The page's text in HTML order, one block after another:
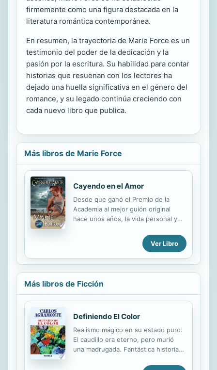
firmemente como una figura destacada en la
literatura romántica contemporánea.
En resumen, la trayectoria de Marie Force es un
testimonio del poder de la dedicación y la
pasión por la escritura. Su habilidad para contar
historias que resuenan con los lectores ha
dejado una huella significativa en el género del
romance, y su legado continúa creciendo con
cada nuevo libro que publica.
Más libros de Marie Force
Cayendo en el Amor
Desde que ganó el Premio de la
Academia al mejor guión original
hace unos años, la vida personal y
desmoronado. Abby, la mujer con la
que se suponía que iba a casarse,
está comprometida con otra persona
y él ha vuelto a casa, a Gansett
familiar del puerto deportivo
mientras que su padre se recupera
recientemente. Aunque lo único que
Grant quiere es recuperar al amor de
su vida, la inoportuna Stephanie,
encargada del restaurante del puerto
deportivo, sabe cómo abrirse
Ver Libro
Más libros de Ficción
Definiendo El Color
Realismo mágico en su estado puro.
El caudillo era eterno, pero murió
una madrugada. Fantástica historia